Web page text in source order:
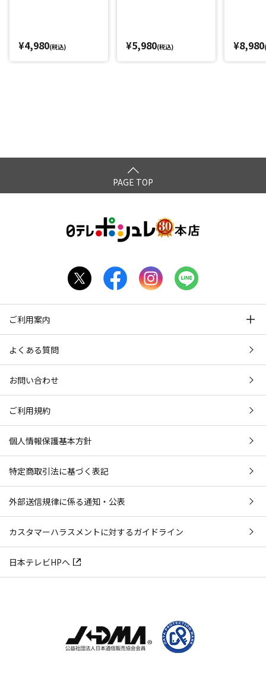
¥4,980(税込) ¥5,980(税込) ¥8,980
PAGE TOP
ご利用案内
よくある質問
お問い合わせ
ご利用規約
個人情報保護基本方針
特定商取引法に基づく表記
外部送信規律に係る通知・公表
カスタマーハラスメントに対するガイドライン
日本テレビHPへ